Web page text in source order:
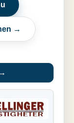
→
→